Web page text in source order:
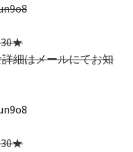
細はメールにてお知